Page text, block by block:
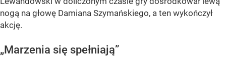
nogą na głowę Damiana Szymańskiego, a ten wykończył
akcję.
„Marzenia się spełniają”